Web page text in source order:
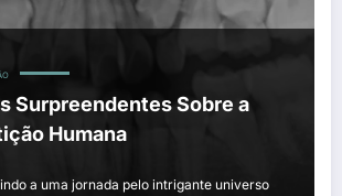
Surpreendentes Sobre a
Humana
a uma jornada pelo intrigante universo